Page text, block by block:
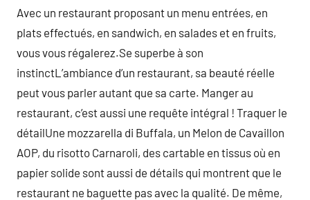
Avec un restaurant proposant un menu entrées, en
plats effectués, en sandwich, en salades et en fruits,
vous vous régalerez.Se superbe à son
instinctL’ambiance d’un restaurant, sa beauté réelle
peut vous parler autant que sa carte. Manger au
restaurant, c’est aussi une requête intégral ! Traquer le
détailUne mozzarella di Buffala, un Melon de Cavaillon
AOP, du risotto Carnaroli, des cartable en tissus où en
papier solide sont aussi de détails qui montrent que le
restaurant ne baguette pas avec la qualité. De même,